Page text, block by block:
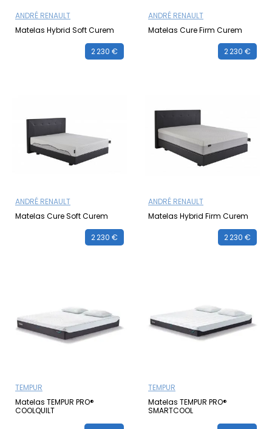
ANDRÉ RENAULT
Matelas Hybrid Soft Curem
2 230 €
ANDRÉ RENAULT
Matelas Cure Firm Curem
2 230 €
ANDRÉ RENAULT
Matelas Cure Soft Curem
2 230 €
ANDRÉ RENAULT
Matelas Hybrid Firm Curem
2 230 €
TEMPUR
Matelas TEMPUR PRO®
COOLQUILT
TEMPUR
Matelas TEMPUR PRO®
SMARTCOOL